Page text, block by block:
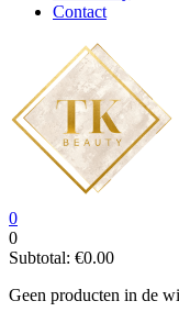
Contact
0
0
Subtotal: €0.00
Geen producten in de